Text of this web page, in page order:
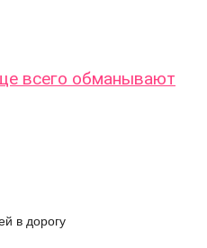
всего обманывают
в дорогу